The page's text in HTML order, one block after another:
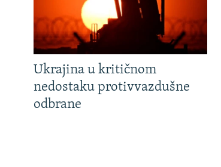
Ukrajina u kritičnom
nedostaku protivvazdušne
odbrane